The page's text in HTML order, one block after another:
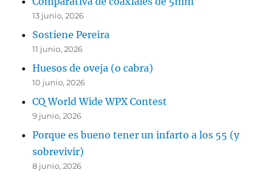
13 junio, 2026
Sostiene Pereira
11 junio, 2026
Huesos de oveja (o cabra)
10 junio, 2026
CQ World Wide WPX Contest
9 junio, 2026
Porque es bueno tener un infarto a los 55 (y
sobrevivir)
8 junio, 2026